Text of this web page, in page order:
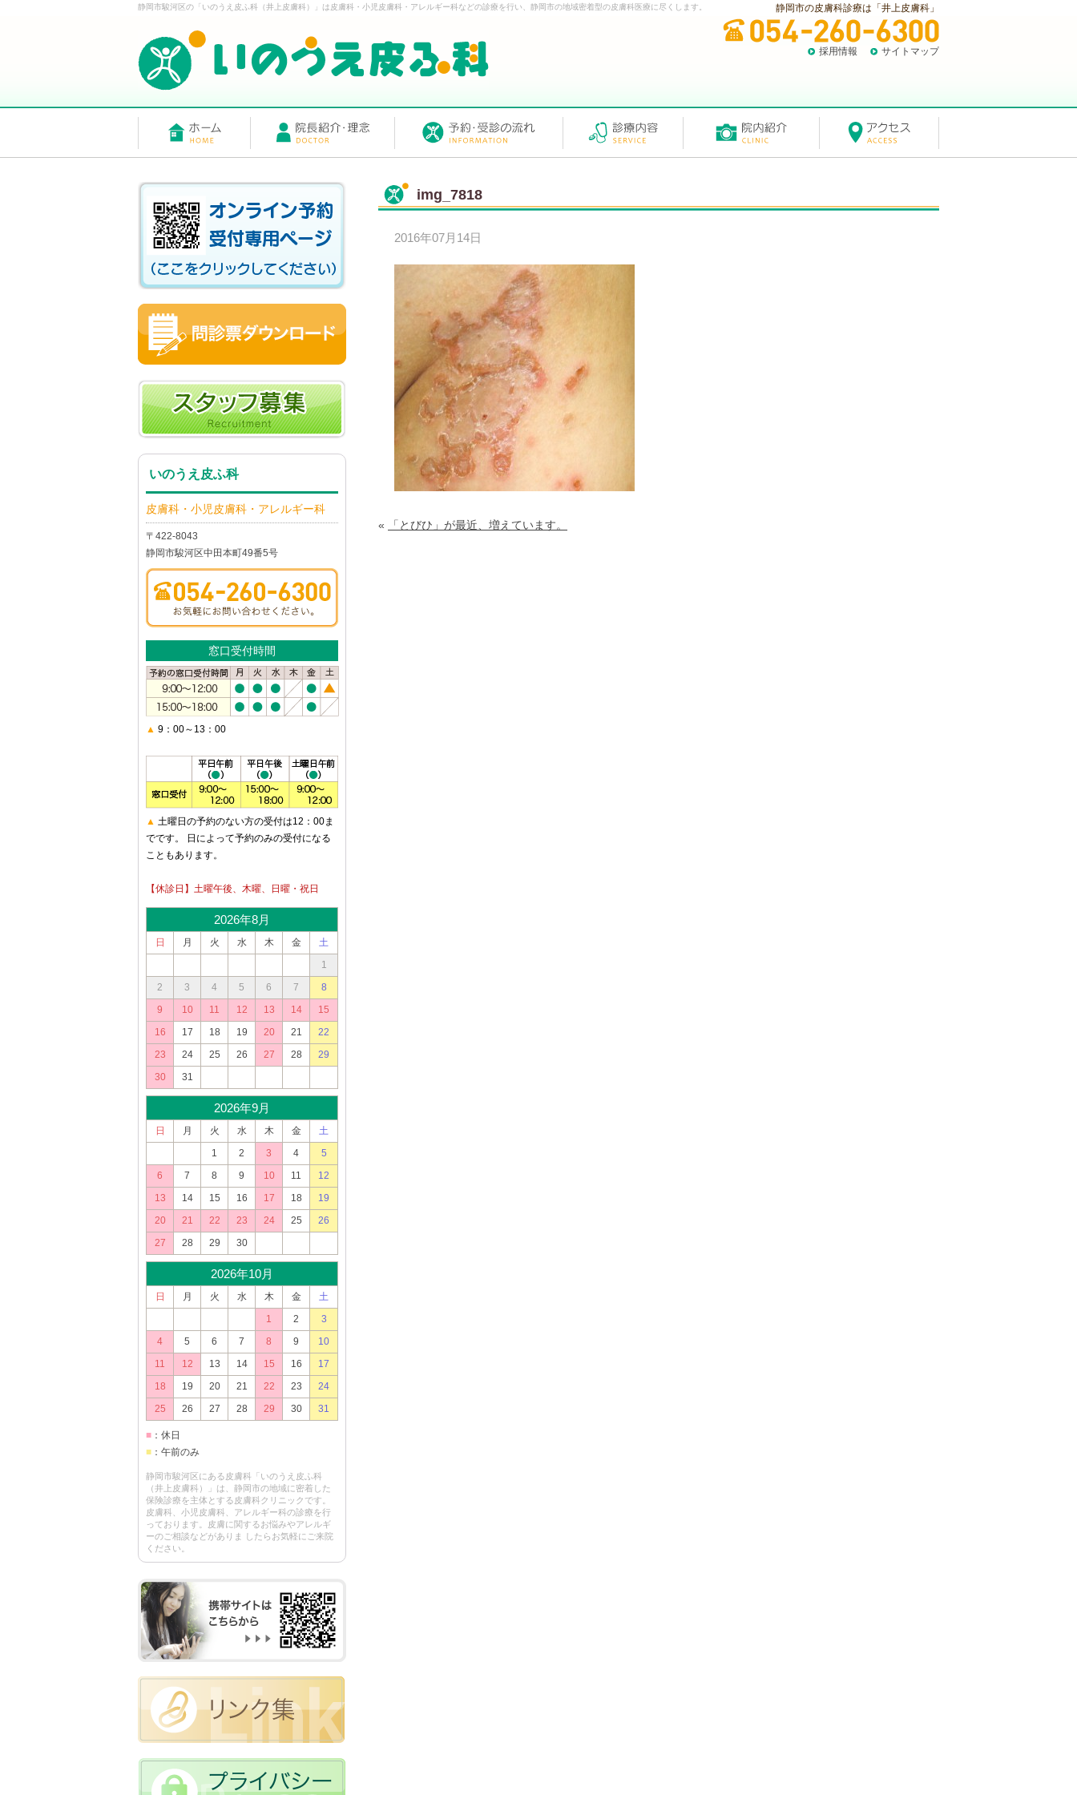
静岡市駿河区の「いのうえ皮ふ科（井上皮膚科）」は皮膚科・小児皮膚科・アレルギー科などの診療を行い、静岡市の地域密着型の皮膚科医療に尽くします。 静岡市の皮膚科診療は「井上皮膚科」
採用情報 サイトマップ
img_7818
2016年07月14日
« 「とびひ」が最近、増えています。
いのうえ皮ふ科
皮膚科・小児皮膚科・アレルギー科
〒422-8043
静岡市駿河区中田本町49番5号
窓口受付時間
▲ 9：00～13：00
▲ 土曜日の予約のない方の受付は12：00ま
でです。 日によって予約のみの受付になる
こともあります。
【休診日】土曜午後、木曜、日曜・祝日
2026年8月
日 月 火 水 木 金
土
1
2
3 4 5 6 7
8
9
10 11 12 13 14
15
16
17 18 19 20 21
22
23
24 25 26 27 28
29
30
31
2026年9月
日 月 火 水 木 金
土
1
2 3 4
5
6
7 8 9 10 11
12
13
14 15 16 17 18
19
20
21 22 23 24 25
26
27
28 29 30
2026年10月
日 月 火 水 木 金
土
1
2
3
4
5 6 7 8 9
10
11
12 13 14 15 16
17
18
19 20 21 22 23
24
25
26 27 28 29 30 31
■ ：休日
■ ：午前のみ
静岡市駿河区にある皮膚科「いのうえ皮ふ科
（井上皮膚科）」は、静岡市の地域に密着した
保険診療を主体とする皮膚科クリニックです。
皮膚科、小児皮膚科、アレルギー科の診療を行
っております。皮膚に関するお悩みやアレルギ
ーのご相談などがありま したらお気軽にご来院
ください。